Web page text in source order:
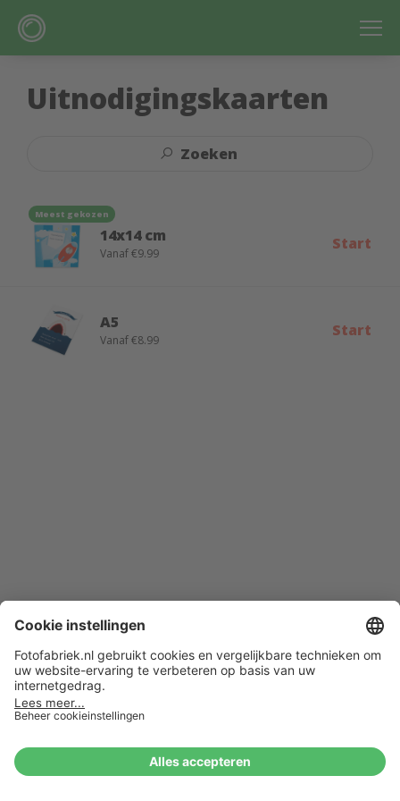
Uitnodigingskaarten
Zoeken
14x14 cm
Vanaf €9.99
Meest gekozen
Start
A5
Vanaf €8.99 Start
Terug